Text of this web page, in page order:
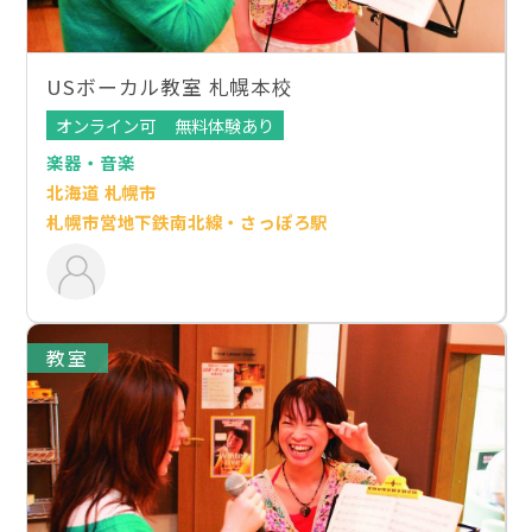
USボーカル教室 札幌本校
オンライン可
無料体験あり
楽器・音楽
北海道 札幌市
札幌市営地下鉄南北線・さっぽろ駅
教室